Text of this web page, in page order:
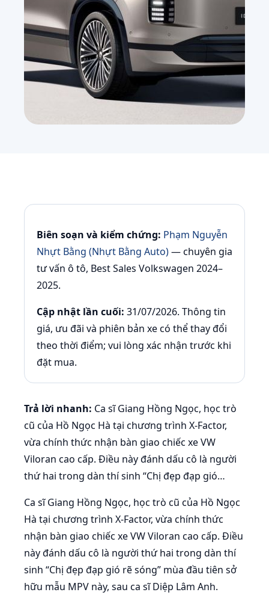
Biên soạn và kiểm chứng: Phạm Nguyễn
Nhựt Bằng (Nhựt Bằng Auto)— chuyên gia
tư vấn ô tô, Best Sales Volkswagen 2024–
2025.
Cập nhật lần cuối: 31/07/2026. Thông tin
giá, ưu đãi và phiên bản xe có thể thay đổi
theo thời điểm; vui lòng xác nhận trước khi
đặt mua.
Trả lời nhanh: Ca sĩ Giang Hồng Ngọc, học trò
cũ của Hồ Ngọc Hà tại chương trình X-Factor,
vừa chính thức nhận bàn giao chiếc xe VW
Viloran cao cấp. Điều này đánh dấu cô là người
thứ hai trong dàn thí sinh “Chị đẹp đạp gió…
Ca sĩ Giang Hồng Ngọc, học trò cũ của Hồ Ngọc
Hà tại chương trình X-Factor, vừa chính thức
nhận bàn giao chiếc xe VW Viloran cao cấp. Điều
này đánh dấu cô là người thứ hai trong dàn thí
sinh “Chị đẹp đạp gió rẽ sóng” mùa đầu tiên sở
hữu mẫu MPV này, sau ca sĩ Diệp Lâm Anh.